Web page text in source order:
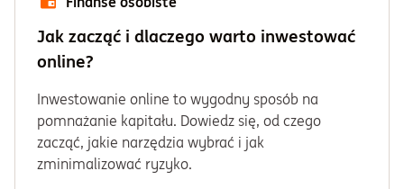
Jak zacząć i dlaczego warto inwestować
online?
Inwestowanie online to wygodny sposób na
pomnażanie kapitału. Dowiedz się, od czego
zacząć, jakie narzędzia wybrać i jak
zminimalizować ryzyko.